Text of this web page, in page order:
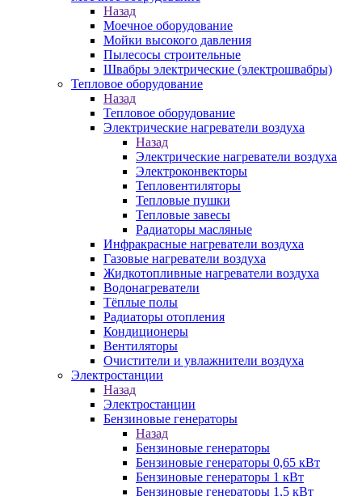
Назад
Моечное оборудование
Мойки высокого давления
Пылесосы строительные
Швабры электрические (электрошвабры)
Тепловое оборудование
Назад
Тепловое оборудование
Электрические нагреватели воздуха
Назад
Электрические нагреватели воздуха
Электроконвекторы
Тепловентиляторы
Тепловые пушки
Тепловые завесы
Радиаторы масляные
Инфракрасные нагреватели воздуха
Газовые нагреватели воздуха
Жидкотопливные нагреватели воздуха
Водонагреватели
Тёплые полы
Радиаторы отопления
Кондиционеры
Вентиляторы
Очистители и увлажнители воздуха
Электростанции
Назад
Электростанции
Бензиновые генераторы
Назад
Бензиновые генераторы
Бензиновые генераторы 0,65 кВт
Бензиновые генераторы 1 кВт
Бензиновые генераторы 1,5 кВт